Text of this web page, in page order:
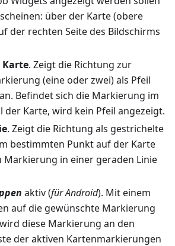
über der Karte (obere
der rechten Seite des Bildschirms
Karte. Zeigt die Richtung zur
(eine oder zwei) als Pfeil
Befindet sich die Markierung im
der Karte, wird kein Pfeil angezeigt.
. Zeigt die Richtung als gestrichelte
bestimmten Punkt auf der Karte
in einer geraden Linie
aktiv (für Android). Mit einem
auf die gewünschte Markierung
diese Markierung an den
der aktiven Kartenmarkierungen